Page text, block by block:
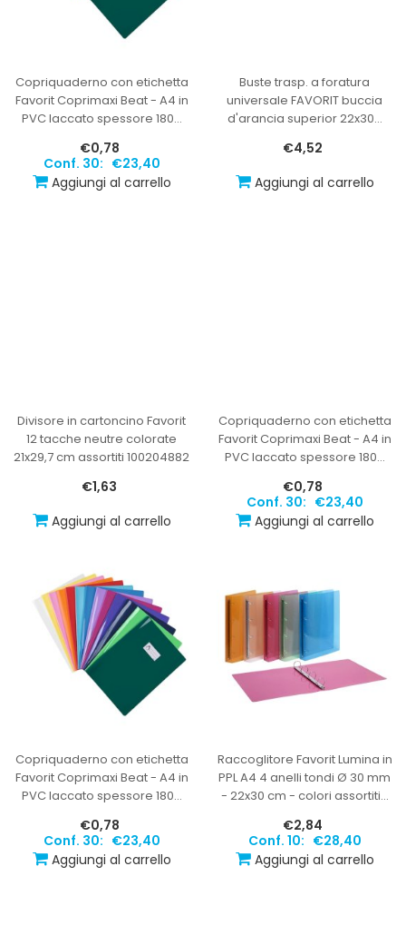
Copriquaderno con etichetta
Favorit Coprimaxi Beat - A4 in
PVC laccato spessore 180…
€0,78
Conf. 30: €23,40
Aggiungi al carrello
Buste trasp. a foratura
universale FAVORIT buccia
d'arancia superior 22x30…
€4,52
Aggiungi al carrello
Divisore in cartoncino Favorit
12 tacche neutre colorate
21x29,7 cm assortiti 100204882
€1,63
Aggiungi al carrello
Copriquaderno con etichetta
Favorit Coprimaxi Beat - A4 in
PVC laccato spessore 180…
€0,78
Conf. 30: €23,40
Aggiungi al carrello
Copriquaderno con etichetta
Favorit Coprimaxi Beat - A4 in
PVC laccato spessore 180…
€0,78
Conf. 30: €23,40
Aggiungi al carrello
Raccoglitore Favorit Lumina in
PPL A4 4 anelli tondi Ø 30 mm
- 22x30 cm - colori assortiti…
€2,84
Conf. 10: €28,40
Aggiungi al carrello